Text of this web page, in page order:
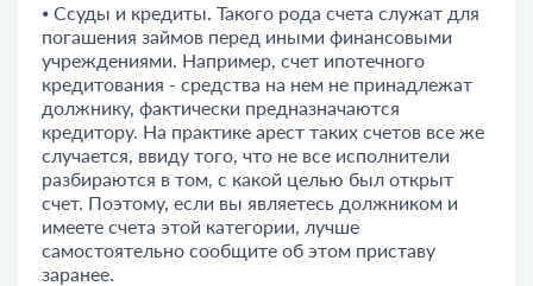
⦁ Ссуды и кредиты. Такого рода счета служат для
погашения займов перед иными финансовыми
учреждениями. Например, счет ипотечного
кредитования - средства на нем не принадлежат
должнику, фактически предназначаются
кредитору. На практике арест таких счетов все же
случается, ввиду того, что не все исполнители
разбираются в том, с какой целью был открыт
счет. Поэтому, если вы являетесь должником и
имеете счета этой категории, лучше
самостоятельно сообщите об этом приставу
заранее.